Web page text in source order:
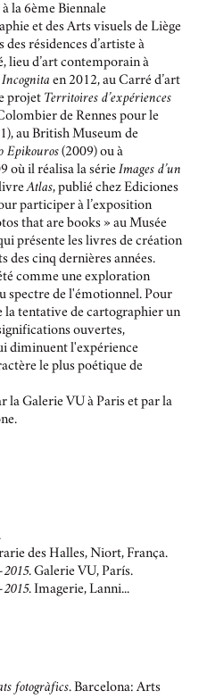
la 6ème Biennale
et des Arts visuels de Liège
résidences d’artiste à
lieu d’art contemporain à
en 2012, au Carré d’art
projet Territoires d’expériences
de Rennes pour le
au British Museum de
Epikouros (2009) ou à
où il réalisa la série Images d’un
livreAtlas, publié chez Ediciones
participer à l’exposition
that are books » au Musée
présente les livres de création
des cinq dernières années.
comme une exploration
spectre de l'émotionnel. Pour
la tentative de cartographier un
ouvertes,
diminuent l'expérience
le plus poétique de
la Galerie VU à Paris et par la
des Halles, Niort, França.
2015. Galerie VU, París.
2015. Imagerie, Lanni...
fotogràfics. Barcelona: Arts